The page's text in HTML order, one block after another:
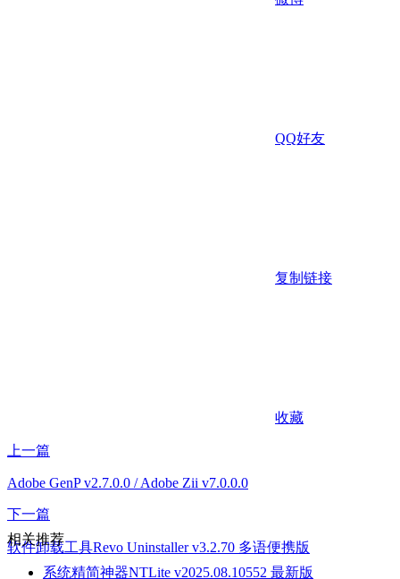
QQ好友
复制链接
收藏
上一篇
Adobe GenP v2.7.0.0 / Adobe Zii v7.0.0.0
下一篇
软件卸载工具Revo Uninstaller v3.2.70 多语便携版
相关推荐
系统精简神器NTLite v2025.08.10552 最新版